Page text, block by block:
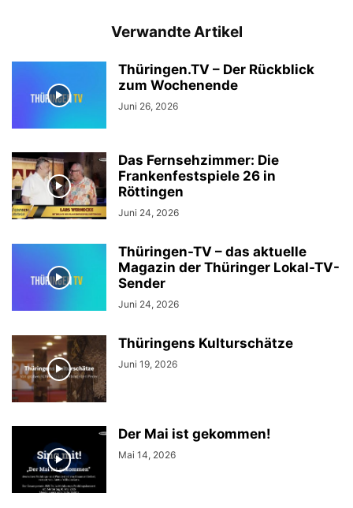
Verwandte Artikel
Thüringen.TV – Der Rückblick
zum Wochenende
Juni 26, 2026
Das Fernsehzimmer: Die
Frankenfestspiele 26 in
Röttingen
Juni 24, 2026
Thüringen-TV – das aktuelle
Magazin der Thüringer Lokal-TV-
Sender
Juni 24, 2026
Thüringens Kulturschätze
Juni 19, 2026
Der Mai ist gekommen!
Mai 14, 2026